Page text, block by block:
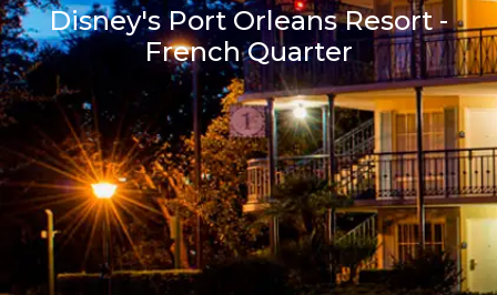
Disney's Port Orleans Resort -
French Quarter